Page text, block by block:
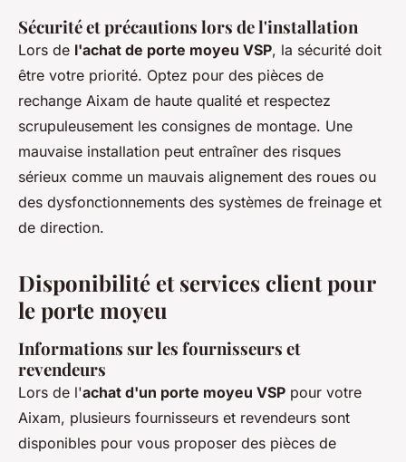
Sécurité et précautions lors de l'installation
Lors de l'achat de porte moyeu VSP, la sécurité doit
être votre priorité. Optez pour des pièces de
rechange Aixam de haute qualité et respectez
scrupuleusement les consignes de montage. Une
mauvaise installation peut entraîner des risques
sérieux comme un mauvais alignement des roues ou
des dysfonctionnements des systèmes de freinage et
de direction.
Disponibilité et services client pour
le porte moyeu
Informations sur les fournisseurs et
revendeurs
Lors de l'achat d'un porte moyeu VSP pour votre
Aixam, plusieurs fournisseurs et revendeurs sont
disponibles pour vous proposer des pièces de